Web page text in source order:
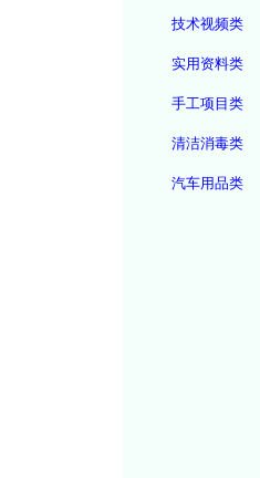
技术视频类
实用资料类
手工项目类
清洁消毒类
汽车用品类